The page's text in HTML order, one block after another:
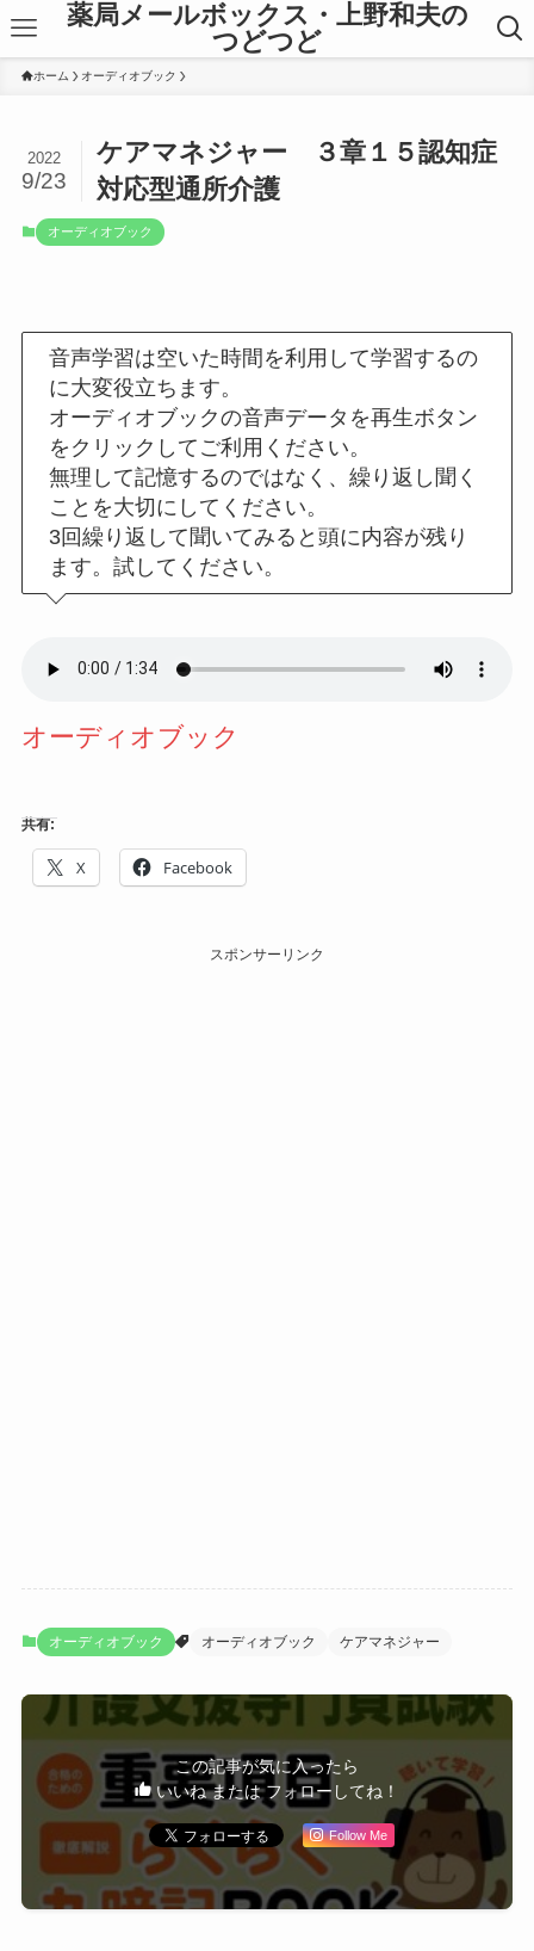
薬局メールボックス・上野和夫の
つどつど
ホーム オーディオブック
ケアマネジャー ３章１５認知症
対応型通所介護
2022
9/23
オーディオブック
音声学習は空いた時間を利用して学習するの
に大変役立ちます。
オーディオブックの音声データを再生ボタン
をクリックしてご利用ください。
無理して記憶するのではなく、繰り返し聞く
ことを大切にしてください。
3回繰り返して聞いてみると頭に内容が残り
ます。試してください。
オーディオブック
共有:
X Facebook
スポンサーリンク
オーディオブック オーディオブック ケアマネジャー
この記事が気に入ったら
いいね または フォローしてね！
Follow Me